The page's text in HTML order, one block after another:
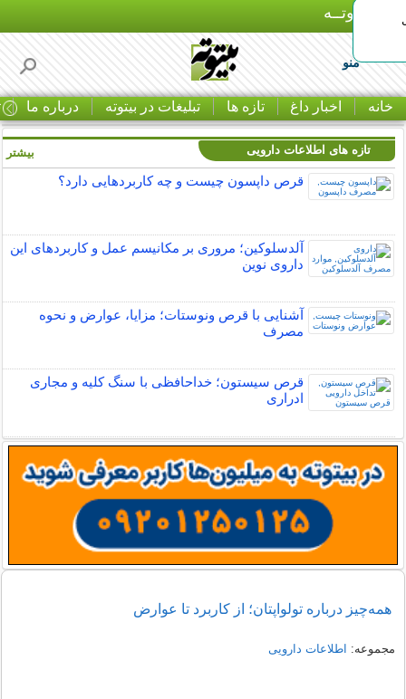
بـیتوتــه
منو
خانه اخبار داغ تازه ها تبلیغات در بیتوته درباره ما
تازه های اطلاعات دارویی
قرص داپسون چیست و چه کاربردهایی دارد؟
آلدسلوکین؛ مروری بر مکانیسم عمل و کاربردهای این
داروی نوین
آشنایی با قرص ونوستات؛ مزایا، عوارض و نحوه
مصرف
قرص سیستون؛ خداحافظی با سنگ کلیه و مجاری
ادراری
بیشتر
همه‌چیز درباره تولواپتان؛ از کاربرد تا عوارض
مجموعه: اطلاعات دارویی